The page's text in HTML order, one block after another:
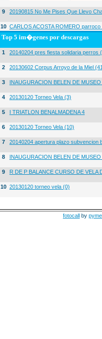
9 20190815 No Me Pises Que Llevo
10 CARLOS ACOSTA ROMERO
Top 5 im�genes por descargas
1 20140204 pres fiesta solidaria perros
2 20130602 Corpus Arroyo de la Miel
3 INAUGURACION BELEN DE
4 20130120 Torneo Vela (3)
5 I TRIATLON BENALMADENA 4
6 20130120 Torneo Vela (10)
7 20140204 apertura plazo subvencion
8 INAUGURACION BELEN DE
9 R DE P BALANCE CURSO DE VELA
10 20130120 torneo vela (0)
fotocall by